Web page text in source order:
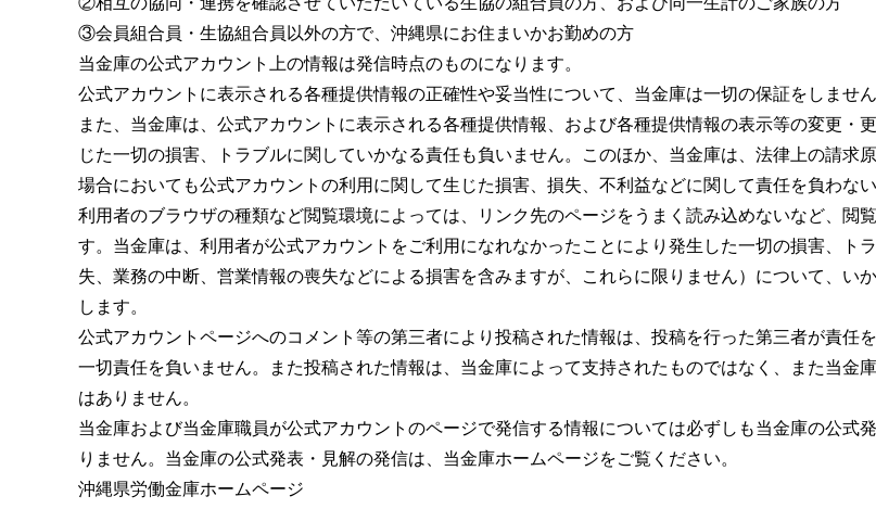
③会員組合員・生協組合員以外の方で、沖縄県にお住まいかお勤めの方
当金庫の公式アカウント上の情報は発信時点のものになります。
公式アカウントに表示される各種提供情報の正確性や妥当性について、当金庫は一切の保証をしません
また、当金庫は、公式アカウントに表示される各種提供情報、および各種提供情報の表示等の変更・
じた一切の損害、トラブルに関していかなる責任も負いません。このほか、当金庫は、法律上の請求
場合においても公式アカウントの利用に関して生じた損害、損失、不利益などに関して責任を負わない
利用者のブラウザの種類など閲覧環境によっては、リンク先のページをうまく読み込めないなど、閲
す。当金庫は、利用者が公式アカウントをご利用になれなかったことにより発生した一切の損害、ト
失、業務の中断、営業情報の喪失などによる損害を含みますが、これらに限りません）について、い
します。
公式アカウントページへのコメント等の第三者により投稿された情報は、投稿を行った第三者が責任
一切責任を負いません。また投稿された情報は、当金庫によって支持されたものではなく、また当金
はありません。
当金庫および当金庫職員が公式アカウントのページで発信する情報については必ずしも当金庫の公式
りません。当金庫の公式発表・見解の発信は、当金庫ホームページをご覧ください。
沖縄県労働金庫ホームページ